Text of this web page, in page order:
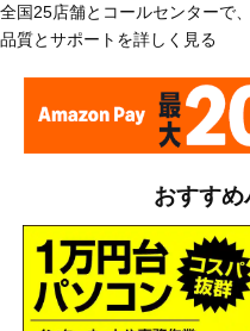
全国25店舗とコールセンターで
品質とサポートを詳しく見る
おすす